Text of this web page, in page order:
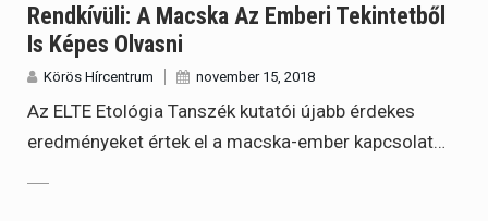
Rendkívüli: A Macska Az Emberi Tekintetből
Is Képes Olvasni
Körös Hírcentrum november 15, 2018
Az ELTE Etológia Tanszék kutatói újabb érdekes
eredményeket értek el a macska-ember kapcsolat…